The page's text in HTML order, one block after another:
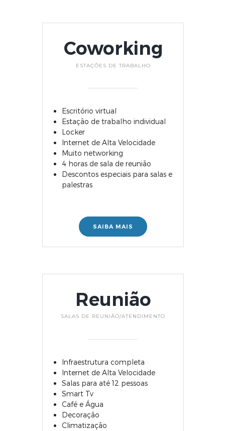
Coworking
ESTAÇÕES DE TRABALHO
Escritório virtual
Estação de trabalho individual
Locker
Internet de Alta Velocidade
Muito networking
4 horas de sala de reunião
Descontos especiais para salas e
palestras
SAIBA MAIS
Reunião
SALAS DE REUNIÃO/ATENDIMENTO
Infraestrutura completa
Internet de Alta Velocidade
Salas para até 12 pessoas
Smart Tv
Café e Água
Decoração
Climatização